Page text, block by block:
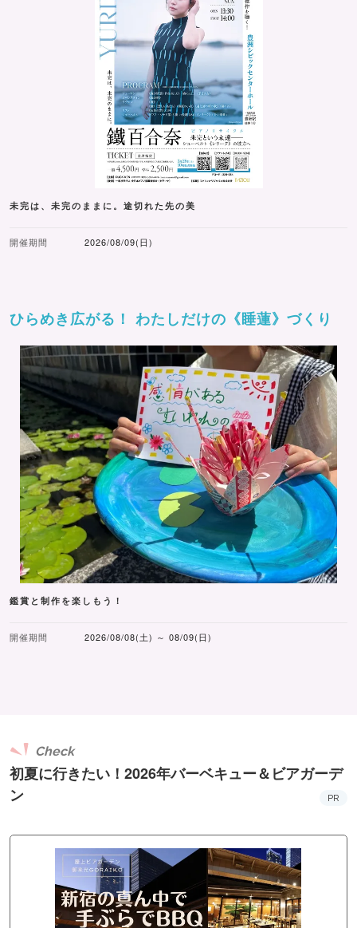
未完は、未完のままに。途切れた先の美
開催期間 2026/08/09(日)
ひらめき広がる！ わたしだけの《睡蓮》づくり
鑑賞と制作を楽しもう！
開催期間 2026/08/08(土) ～ 08/09(日)
初夏に行きたい！2026年バーベキュー＆ビアガーデ
ン
Check
PR